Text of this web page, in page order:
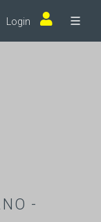
Login
-